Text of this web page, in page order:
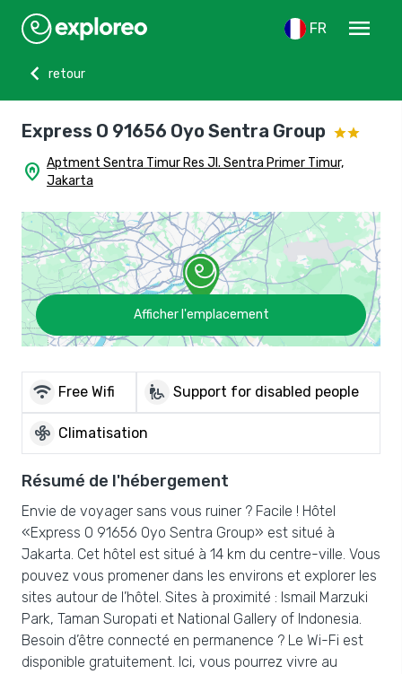
FR
menu
chevron_left
retour
Express O 91656 Oyo Sentra Group
home_pin Aptment Sentra Timur Res Jl. Sentra Primer Timur,
Jakarta
Afficher l'emplacement
wifi Free Wifi wheelchair_pickup Support for disabled people
mode_fan Climatisation
Résumé de l'hébergement
Envie de voyager sans vous ruiner ? Facile ! Hôtel
«Express O 91656 Oyo Sentra Group» est situé à
Jakarta. Cet hôtel est situé à 14 km du centre-ville. Vous
pouvez vous promener dans les environs et explorer les
sites autour de l’hôtel. Sites à proximité : Ismail Marzuki
Park, Taman Suropati et National Gallery of Indonesia.
Besoin d’être connecté en permanence ? Le Wi-Fi est
disponible gratuitement. Ici, vous pourrez vivre au